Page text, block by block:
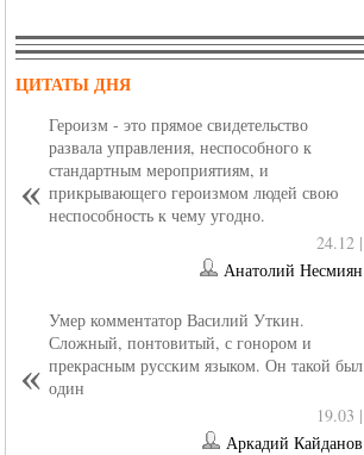
ЦИТАТЫ ДНЯ
Героизм - это прямое свидетельство
развала управления, неспособного к
стандартным мероприятиям, и
прикрывающего героизмом людей свою
неспособность к чему угодно.
24.12 |
Анатолий Несмиян
Умер комментатор Василий Уткин.
Сложный, понтовитый, с гонором и
прекрасным русским языком. Он такой был
один
19.03 |
Аркадий Кайданов